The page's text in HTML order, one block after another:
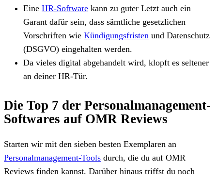
Eine HR-Software kann zu guter Letzt auch ein
Garant dafür sein, dass sämtliche gesetzlichen
Vorschriften wie Kündigungsfristen und Datenschutz
(DSGVO) eingehalten werden.
Da vieles digital abgehandelt wird, klopft es seltener
an deiner HR-Tür.
Die Top 7 der Personalmanagement-
Softwares auf OMR Reviews
Starten wir mit den sieben besten Exemplaren an
Personalmanagement-Tools durch, die du auf OMR
Reviews finden kannst. Darüber hinaus triffst du noch